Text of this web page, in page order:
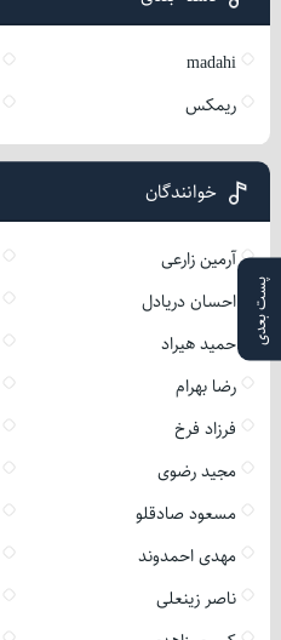
پست بعدی
madahi
ریمکس
خوانندگان
آرمین زارعی
احسان دریادل
حمید هیراد
رضا بهرام
فرزاد فرخ
مجید رضوی
مسعود صادقلو
مهدی احمدوند
ناصر زینعلی